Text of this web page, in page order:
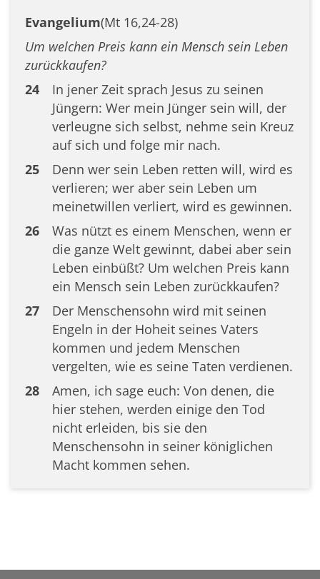
Evangelium(Mt 16,24-28)
Um welchen Preis kann ein Mensch sein Leben
zurückkaufen?
24
In jener Zeit sprach Jesus zu seinen
Jüngern: Wer mein Jünger sein will, der
verleugne sich selbst, nehme sein Kreuz
auf sich und folge mir nach.
25
Denn wer sein Leben retten will, wird es
verlieren; wer aber sein Leben um
meinetwillen verliert, wird es gewinnen.
26
Was nützt es einem Menschen, wenn er
die ganze Welt gewinnt, dabei aber sein
Leben einbüßt? Um welchen Preis kann
ein Mensch sein Leben zurückkaufen?
27
Der Menschensohn wird mit seinen
Engeln in der Hoheit seines Vaters
kommen und jedem Menschen
vergelten, wie es seine Taten verdienen.
28
Amen, ich sage euch: Von denen, die
hier stehen, werden einige den Tod
nicht erleiden, bis sie den
Menschensohn in seiner königlichen
Macht kommen sehen.